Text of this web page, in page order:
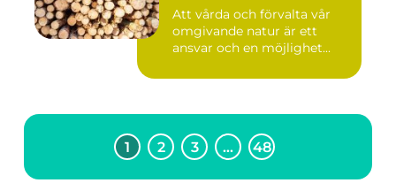
Att vårda och förvalta vår
omgivande natur är ett
ansvar och en möjlighet...
1 2 3 … 48